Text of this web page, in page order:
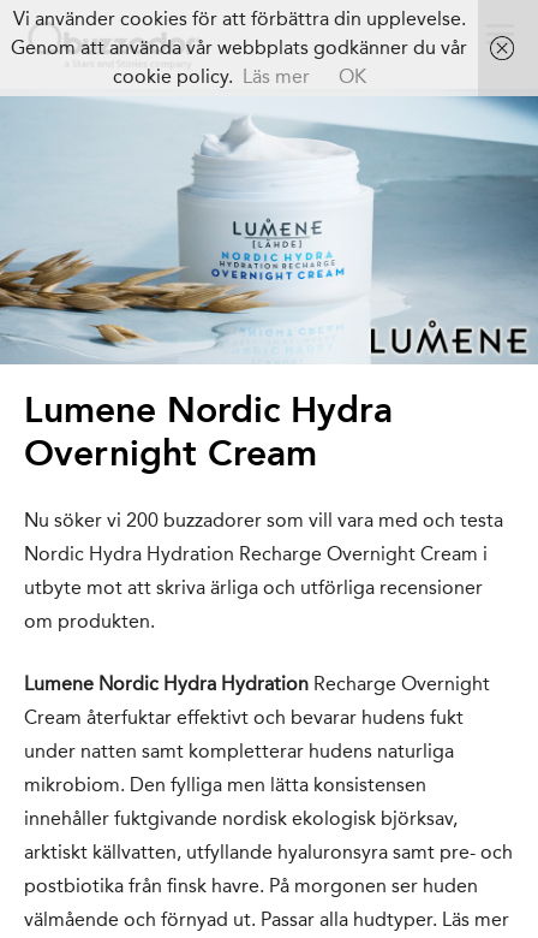
Lumene Nordic Hydra
Overnight Cream
Nu söker vi 200 buzzadorer som vill vara med och testa
Nordic Hydra Hydration Recharge Overnight Cream i
utbyte mot att skriva ärliga och utförliga recensioner
om produkten.
Lumene Nordic Hydra Hydration Recharge Overnight
Cream återfuktar effektivt och bevarar hudens fukt
under natten samt kompletterar hudens naturliga
mikrobiom. Den fylliga men lätta konsistensen
innehåller fuktgivande nordisk ekologisk björksav,
arktiskt källvatten, utfyllande hyaluronsyra samt pre- och
postbiotika från finsk havre. På morgonen ser huden
välmående och förnyad ut. Passar alla hudtyper. Läs mer
Vi använder cookies för att förbättra din upplevelse.
Genom att använda vår webbplats godkänner du vår
cookie policy. Läs mer OK